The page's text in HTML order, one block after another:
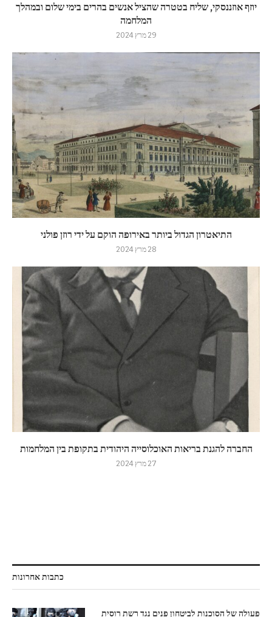
יוזף אוזננסקי, שליח בטטרה שהציל אנשים בהרים בימי שלום ובמהלך
המלחמה
29 מרץ 2024
התיאטרון הגדול ביותר באירופה הוקם על ידי רוזן פולני
28 מרץ 2024
החברה להגנת בריאות האוכלוסייה היהודית בתקופת בין המלחמות
27 מרץ 2024
כתבות אחרונות
פעולה של הסוכנות לביטחון פנים נגד רשת רוסית